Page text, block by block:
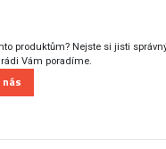
produktům? Nejste si jisti
Vám poradíme.